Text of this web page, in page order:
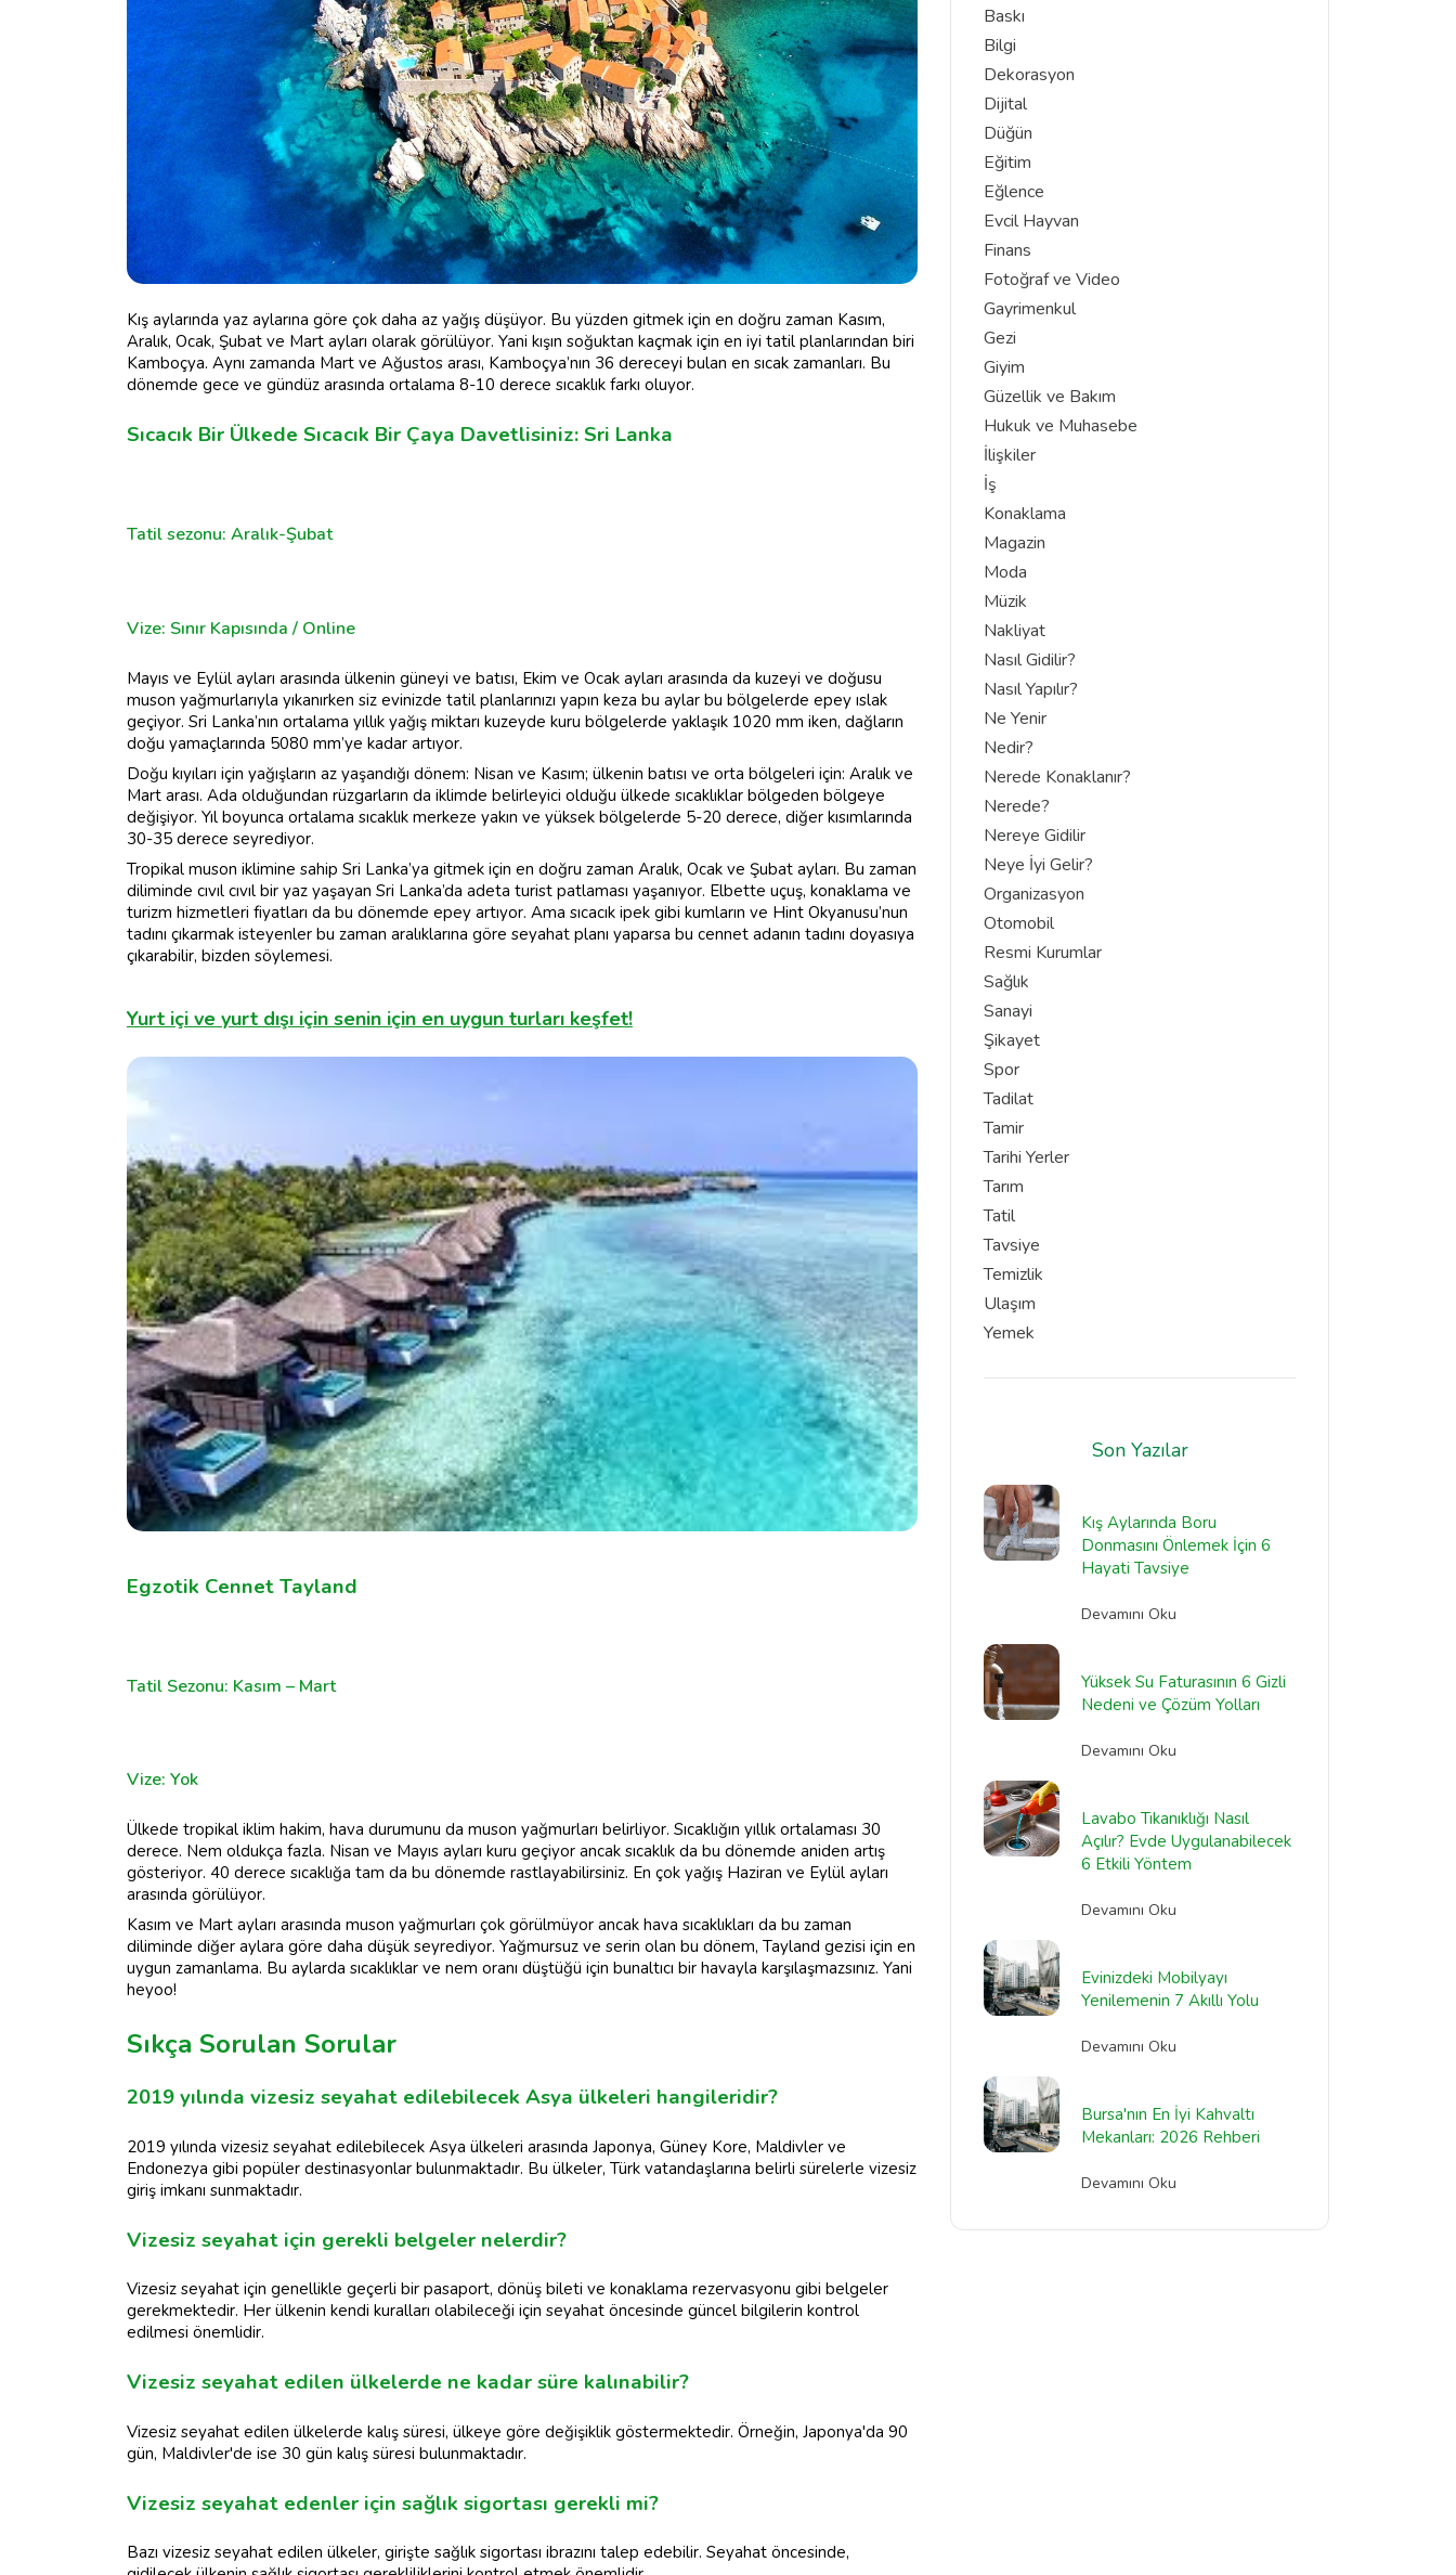
Kış aylarında yaz aylarına göre çok daha az yağış düşüyor. Bu yüzden gitmek için en doğru zaman Kasım,
Aralık, Ocak, Şubat ve Mart ayları olarak görülüyor. Yani kışın soğuktan kaçmak için en iyi tatil planlarından biri
Kamboçya. Aynı zamanda Mart ve Ağustos arası, Kamboçya’nın 36 dereceyi bulan en sıcak zamanları. Bu
dönemde gece ve gündüz arasında ortalama 8-10 derece sıcaklık farkı oluyor.
Sıcacık Bir Ülkede Sıcacık Bir Çaya Davetlisiniz: Sri Lanka
Tatil sezonu: Aralık-Şubat
Vize: Sınır Kapısında / Online
Mayıs ve Eylül ayları arasında ülkenin güneyi ve batısı, Ekim ve Ocak ayları arasında da kuzeyi ve doğusu
muson yağmurlarıyla yıkanırken siz evinizde tatil planlarınızı yapın keza bu aylar bu bölgelerde epey ıslak
geçiyor. Sri Lanka’nın ortalama yıllık yağış miktarı kuzeyde kuru bölgelerde yaklaşık 1020 mm iken, dağların
doğu yamaçlarında 5080 mm’ye kadar artıyor.
Doğu kıyıları için yağışların az yaşandığı dönem: Nisan ve Kasım; ülkenin batısı ve orta bölgeleri için: Aralık ve
Mart arası. Ada olduğundan rüzgarların da iklimde belirleyici olduğu ülkede sıcaklıklar bölgeden bölgeye
değişiyor. Yıl boyunca ortalama sıcaklık merkeze yakın ve yüksek bölgelerde 5-20 derece, diğer kısımlarında
30-35 derece seyrediyor.
Tropikal muson iklimine sahip Sri Lanka’ya gitmek için en doğru zaman Aralık, Ocak ve Şubat ayları. Bu zaman
diliminde cıvıl cıvıl bir yaz yaşayan Sri Lanka’da adeta turist patlaması yaşanıyor. Elbette uçuş, konaklama ve
turizm hizmetleri fiyatları da bu dönemde epey artıyor. Ama sıcacık ipek gibi kumların ve Hint Okyanusu’nun
tadını çıkarmak isteyenler bu zaman aralıklarına göre seyahat planı yaparsa bu cennet adanın tadını doyasıya
çıkarabilir, bizden söylemesi.
Yurt içi ve yurt dışı için senin için en uygun turları keşfet!
Egzotik Cennet Tayland
Tatil Sezonu: Kasım – Mart
Vize: Yok
Ülkede tropikal iklim hakim, hava durumunu da muson yağmurları belirliyor. Sıcaklığın yıllık ortalaması 30
derece. Nem oldukça fazla. Nisan ve Mayıs ayları kuru geçiyor ancak sıcaklık da bu dönemde aniden artış
gösteriyor. 40 derece sıcaklığa tam da bu dönemde rastlayabilirsiniz. En çok yağış Haziran ve Eylül ayları
arasında görülüyor.
Kasım ve Mart ayları arasında muson yağmurları çok görülmüyor ancak hava sıcaklıkları da bu zaman
diliminde diğer aylara göre daha düşük seyrediyor. Yağmursuz ve serin olan bu dönem, Tayland gezisi için en
uygun zamanlama. Bu aylarda sıcaklıklar ve nem oranı düştüğü için bunaltıcı bir havayla karşılaşmazsınız. Yani
heyoo!
Sıkça Sorulan Sorular
2019 yılında vizesiz seyahat edilebilecek Asya ülkeleri hangileridir?
2019 yılında vizesiz seyahat edilebilecek Asya ülkeleri arasında Japonya, Güney Kore, Maldivler ve
Endonezya gibi popüler destinasyonlar bulunmaktadır. Bu ülkeler, Türk vatandaşlarına belirli sürelerle vizesiz
giriş imkanı sunmaktadır.
Vizesiz seyahat için gerekli belgeler nelerdir?
Vizesiz seyahat için genellikle geçerli bir pasaport, dönüş bileti ve konaklama rezervasyonu gibi belgeler
gerekmektedir. Her ülkenin kendi kuralları olabileceği için seyahat öncesinde güncel bilgilerin kontrol
edilmesi önemlidir.
Vizesiz seyahat edilen ülkelerde ne kadar süre kalınabilir?
Vizesiz seyahat edilen ülkelerde kalış süresi, ülkeye göre değişiklik göstermektedir. Örneğin, Japonya'da 90
gün, Maldivler'de ise 30 gün kalış süresi bulunmaktadır.
Vizesiz seyahat edenler için sağlık sigortası gerekli mi?
Bazı vizesiz seyahat edilen ülkeler, girişte sağlık sigortası ibrazını talep edebilir. Seyahat öncesinde,
Baskı
Bilgi
Dekorasyon
Dijital
Düğün
Eğitim
Eğlence
Evcil Hayvan
Finans
Fotoğraf ve Video
Gayrimenkul
Gezi
Giyim
Güzellik ve Bakım
Hukuk ve Muhasebe
İlişkiler
İş
Konaklama
Magazin
Moda
Müzik
Nakliyat
Nasıl Gidilir?
Nasıl Yapılır?
Ne Yenir
Nedir?
Nerede Konaklanır?
Nerede?
Nereye Gidilir
Neye İyi Gelir?
Organizasyon
Otomobil
Resmi Kurumlar
Sağlık
Sanayi
Şikayet
Spor
Tadilat
Tamir
Tarihi Yerler
Tarım
Tatil
Tavsiye
Temizlik
Ulaşım
Yemek
Son Yazılar
Kış Aylarında Boru
Donmasını Önlemek İçin 6
Hayati Tavsiye
Devamını Oku
Yüksek Su Faturasının 6 Gizli
Nedeni ve Çözüm Yolları
Devamını Oku
Lavabo Tıkanıklığı Nasıl
Açılır? Evde Uygulanabilecek
6 Etkili Yöntem
Devamını Oku
Evinizdeki Mobilyayı
Yenilemenin 7 Akıllı Yolu
Devamını Oku
Bursa'nın En İyi Kahvaltı
Mekanları: 2026 Rehberi
Devamını Oku